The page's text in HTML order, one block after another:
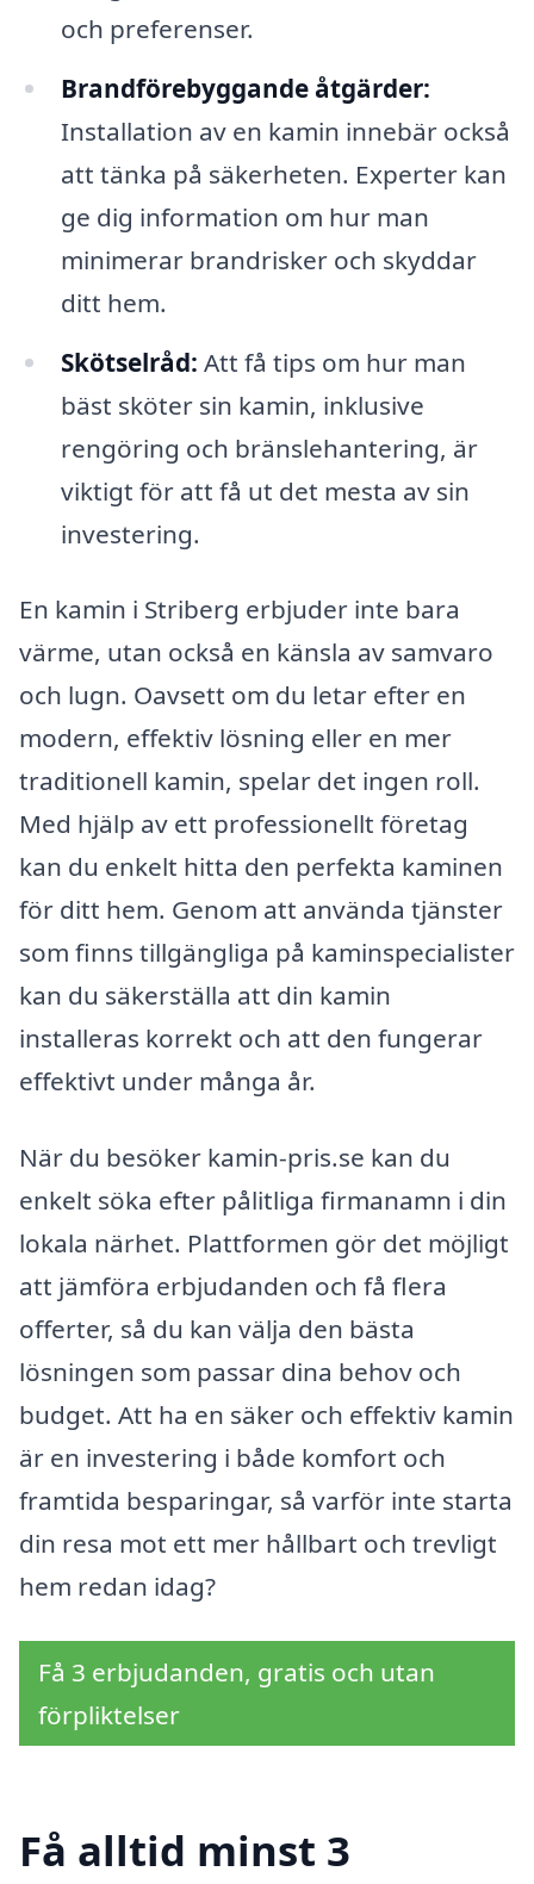
och preferenser.
Brandförebyggande åtgärder:
Installation av en kamin innebär också
att tänka på säkerheten. Experter kan
ge dig information om hur man
minimerar brandrisker och skyddar
ditt hem.
Skötselråd: Att få tips om hur man
bäst sköter sin kamin, inklusive
rengöring och bränslehantering, är
viktigt för att få ut det mesta av sin
investering.
En kamin i Striberg erbjuder inte bara
värme, utan också en känsla av samvaro
och lugn. Oavsett om du letar efter en
modern, effektiv lösning eller en mer
traditionell kamin, spelar det ingen roll.
Med hjälp av ett professionellt företag
kan du enkelt hitta den perfekta kaminen
för ditt hem. Genom att använda tjänster
som finns tillgängliga på kaminspecialister
kan du säkerställa att din kamin
installeras korrekt och att den fungerar
effektivt under många år.
När du besöker kamin-pris.se kan du
enkelt söka efter pålitliga firmanamn i din
lokala närhet. Plattformen gör det möjligt
att jämföra erbjudanden och få flera
offerter, så du kan välja den bästa
lösningen som passar dina behov och
budget. Att ha en säker och effektiv kamin
är en investering i både komfort och
framtida besparingar, så varför inte starta
din resa mot ett mer hållbart och trevligt
hem redan idag?
Få 3 erbjudanden, gratis och utan
förpliktelser
Få alltid minst 3